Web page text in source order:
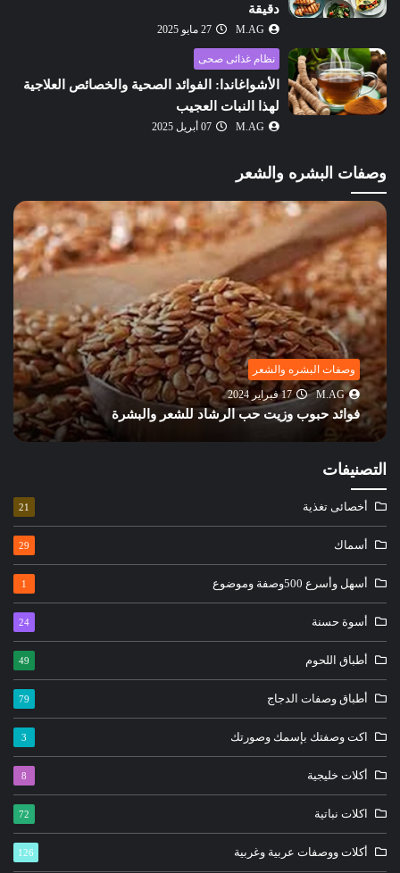
دقيقة
M.AG 27 مايو 2025
نظام غذائى صحى
الأشواغاندا: الفوائد الصحية والخصائص العلاجية
لهذا النبات العجيب
M.AG 07 أبريل 2025
وصفات البشره والشعر
وصفات البشره والشعر
M.AG
11 فبراير 2024
وصفات هندية طبيعية لتطويل وتنعيم الشعر: مكونات
طبيعية لجمال شعرك
التصنيفات
أخصائى تغذية 21
أسماك 29
أسهل وأسرع 500وصفة وموضوع 1
أسوة حسنة 24
أطباق اللحوم 49
أطباق وصفات الدجاج 79
اكت وصفتك بإسمك وصورتك 3
أكلات خليجية 8
اكلات نباتية 72
أكلات ووصفات عربية وغربية 126